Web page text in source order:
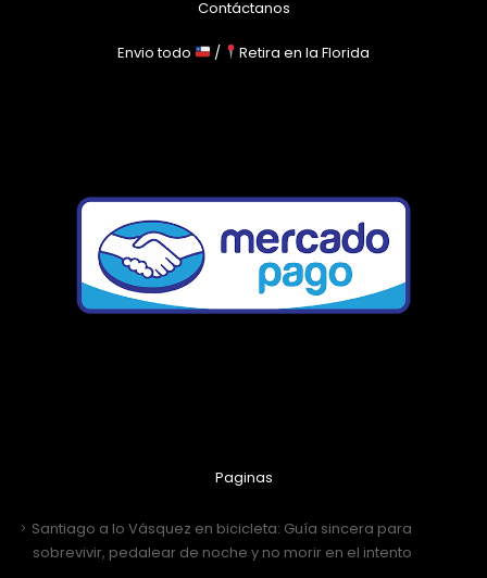
Contáctanos
Envio todo / Retira en la Florida
Paginas
Santiago a lo Vásquez en bicicleta: Guía sincera para
sobrevivir, pedalear de noche y no morir en el intento